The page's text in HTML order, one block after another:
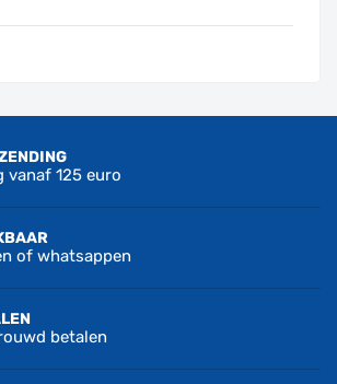
vanaf 125 euro
of whatsappen
betalen